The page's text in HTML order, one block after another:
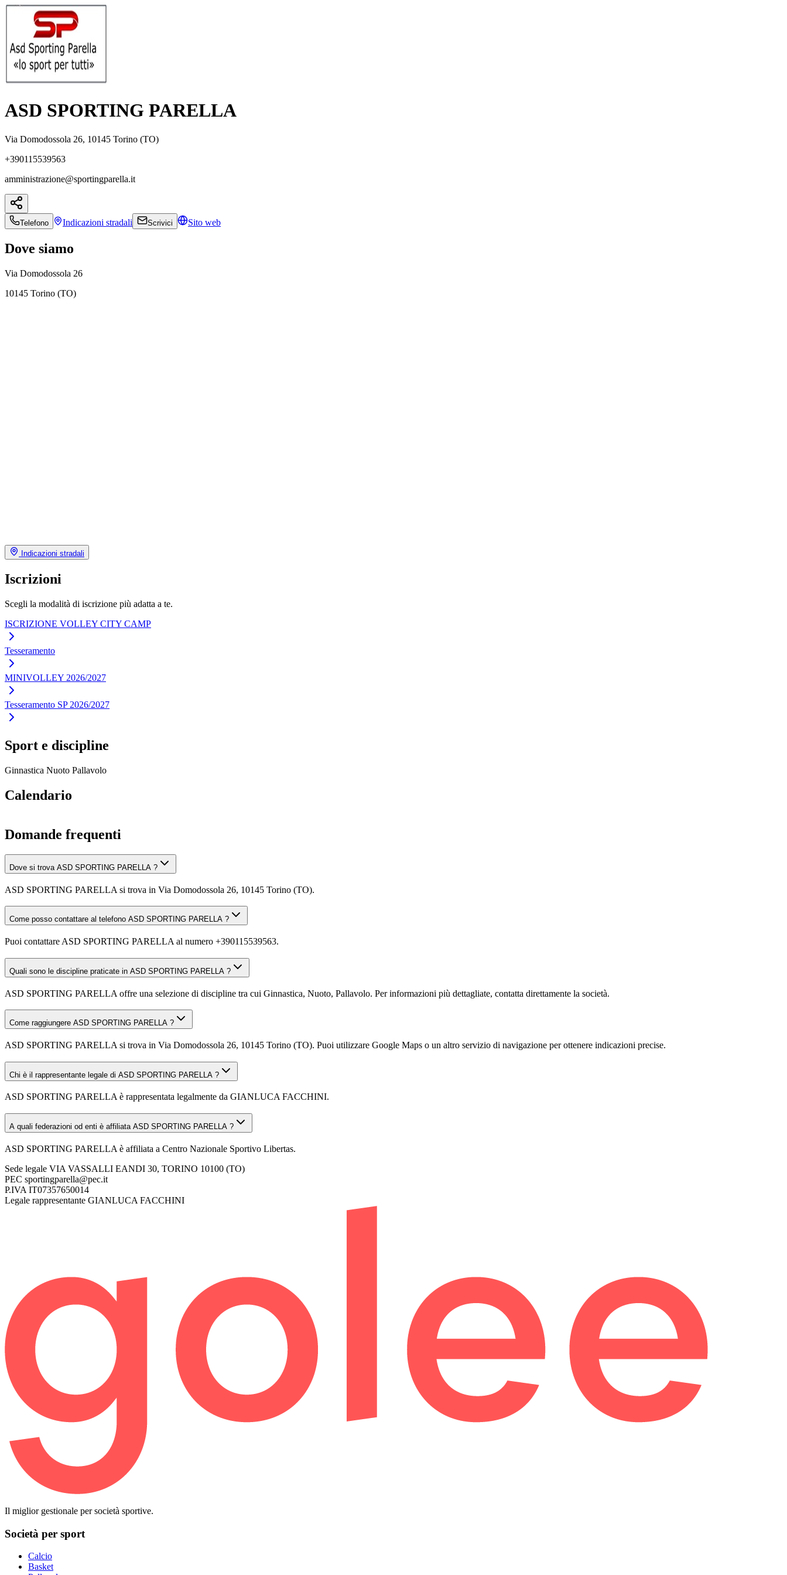
ASD SPORTING PARELLA
Via Domodossola 26, 10145 Torino (TO)
+390115539563
amministrazione@sportingparella.it
Telefono Indicazioni stradali Scrivici Sito web
Dove siamo
Via Domodossola 26
10145 Torino (TO)
Indicazioni stradali
Iscrizioni
Scegli la modalità di iscrizione più adatta a te.
ISCRIZIONE VOLLEY CITY CAMP
Tesseramento
MINIVOLLEY 2026/2027
Tesseramento SP 2026/2027
Sport e discipline
Ginnastica Nuoto Pallavolo
Calendario
Domande frequenti
Dove si trova ASD SPORTING PARELLA ?
ASD SPORTING PARELLA si trova in Via Domodossola 26, 10145 Torino (TO).
Come posso contattare al telefono ASD SPORTING PARELLA ?
Puoi contattare ASD SPORTING PARELLA al numero +390115539563.
Quali sono le discipline praticate in ASD SPORTING PARELLA ?
ASD SPORTING PARELLA offre una selezione di discipline tra cui Ginnastica, Nuoto, Pallavolo. Per informazioni più dettagliate, contatta direttamente la società.
Come raggiungere ASD SPORTING PARELLA ?
ASD SPORTING PARELLA si trova in Via Domodossola 26, 10145 Torino (TO). Puoi utilizzare Google Maps o un altro servizio di navigazione per ottenere indicazioni precise.
Chi è il rappresentante legale di ASD SPORTING PARELLA ?
ASD SPORTING PARELLA è rappresentata legalmente da GIANLUCA FACCHINI.
A quali federazioni od enti è affiliata ASD SPORTING PARELLA ?
ASD SPORTING PARELLA è affiliata a Centro Nazionale Sportivo Libertas.
Sede legale VIA VASSALLI EANDI 30, TORINO 10100 (TO)
PEC sportingparella@pec.it
P.IVA IT07357650014
Legale rappresentante GIANLUCA FACCHINI
Il miglior gestionale per società sportive.
Società per sport
Calcio
Basket